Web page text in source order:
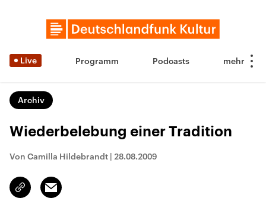
Live Programm Podcasts
Archiv
Wiederbelebung einer Tradition
Von Camilla Hildebrandt | 28.08.2009
Link
kopieren/teilen
Email